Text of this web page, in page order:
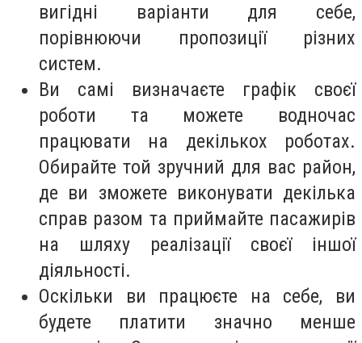
вигідні варіанти для себе,
порівнюючи пропозиції різних
систем.
Ви самі визначаєте графік своєї
роботи та можете водночас
працювати на декількох роботах.
Обирайте той зручний для вас район,
де ви зможете виконувати декілька
справ разом та приймайте пасажирів
на шляху реалізації своєї іншої
діяльності.
Оскільки ви працюєте на себе, ви
будете платити значно менше